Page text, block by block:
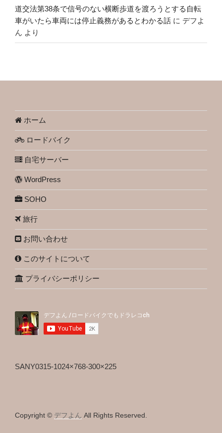
道交法第38条で信号のない横断歩道を渡ろうとする自転
車がいたら車両には停止義務があるとわかる話 に デフよ
ん より
ホーム
ロードバイク
自宅サーバー
WordPress
SOHO
旅行
お問い合わせ
このサイトについて
プライバシーポリシー
SANY0315-1024×768-300×225
Copyright © デフよん All Rights Reserved.